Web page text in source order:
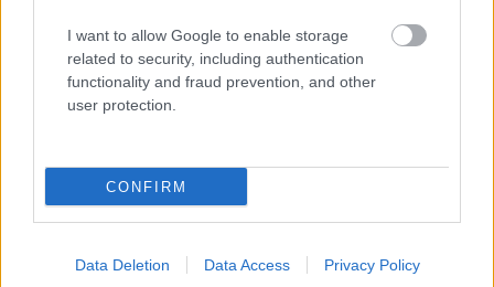
I want to allow Google to enable storage
related to security, including authentication
functionality and fraud prevention, and other
user protection.
CONFIRM
Data Deletion Data Access Privacy Policy
A The Wailing teljes adatlapja a Magyar Film
Adatbázis (Mafab) oldalán
Címkék:horror ázsiai thriller filmkritikák titanic filmfeszt